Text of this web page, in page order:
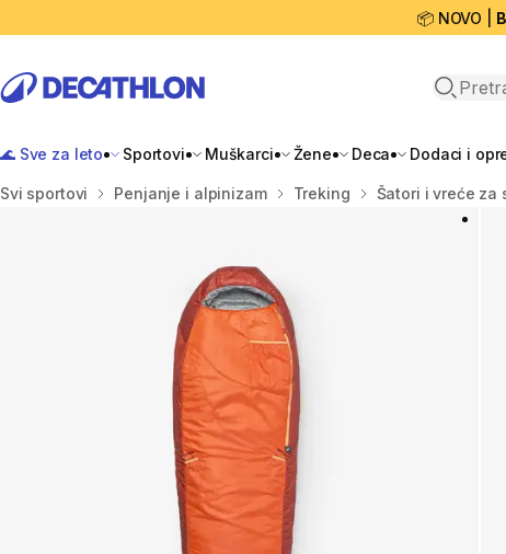
📦 NOVO |
Open
🌊 Sve za leto Sportovi Muškarci Žene Deca Dodaci i
Početna stranica
Svi sportovi Penjanje i alpinizam Treking Šatori i vreće za